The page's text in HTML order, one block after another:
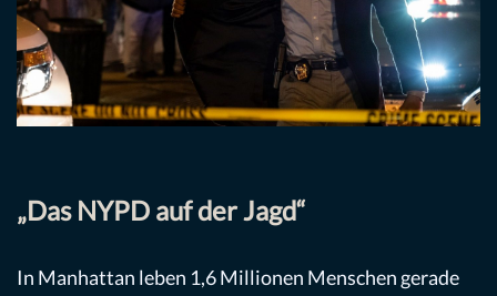
„Das NYPD auf der Jagd“
In Manhattan leben 1,6 Millionen Menschen gerade